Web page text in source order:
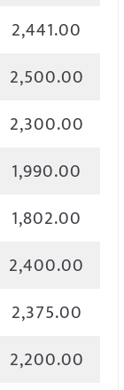
2,441.00
2,500.00
2,300.00
1,990.00
1,802.00
2,400.00
2,375.00
2,200.00